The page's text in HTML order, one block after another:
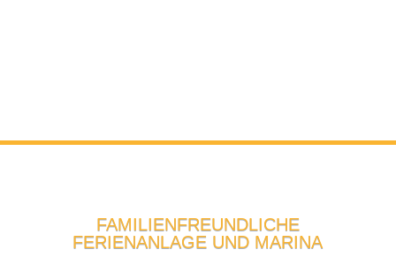
FAMILIENFREUNDLICHE
FERIENANLAGE UND MARINA